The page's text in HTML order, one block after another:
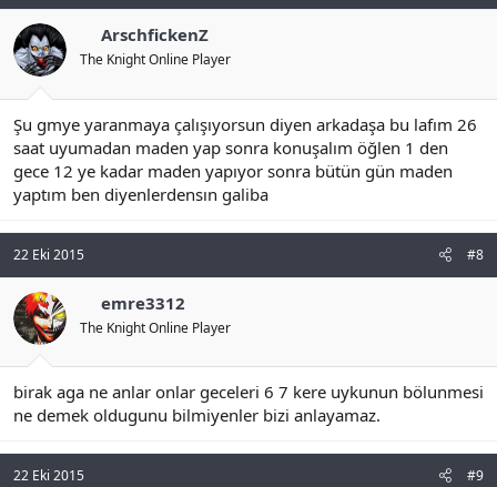
ArschfickenZ
The Knight Online Player
Şu gmye yaranmaya çalışıyorsun diyen arkadaşa bu lafım 26
saat uyumadan maden yap sonra konuşalım öğlen 1 den
gece 12 ye kadar maden yapıyor sonra bütün gün maden
yaptım ben diyenlerdensın galiba
22 Eki 2015 #8
emre3312
The Knight Online Player
birak aga ne anlar onlar geceleri 6 7 kere uykunun bölunmesi
ne demek oldugunu bilmiyenler bizi anlayamaz.
22 Eki 2015 #9